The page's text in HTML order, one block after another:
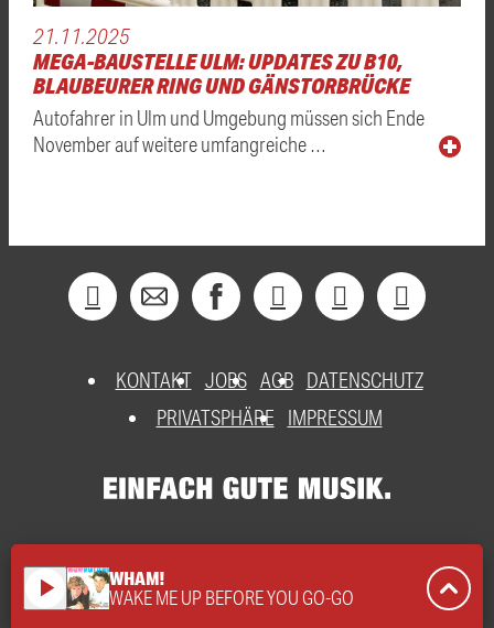
21.11.2025
MEGA-BAUSTELLE ULM: UPDATES ZU B10,
BLAUBEURER RING UND GÄNSTORBRÜCKE
Autofahrer in Ulm und Umgebung müssen sich Ende
November auf weitere umfangreiche …
KONTAKT JOBS AGB DATENSCHUTZ
PRIVATSPHÄRE
IMPRESSUM
play_arrow WHAM!
WAKE ME UP BEFORE YOU GO-GO